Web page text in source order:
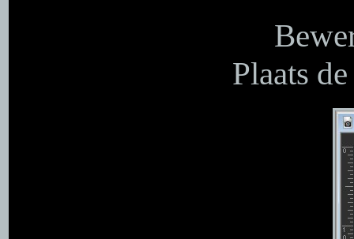
Plaats